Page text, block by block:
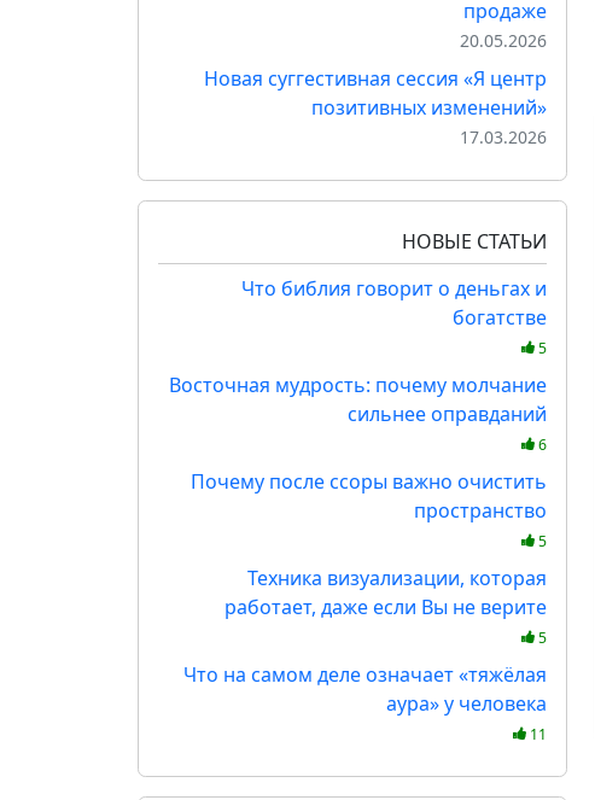
продаже
20.05.2026
Новая суггестивная сессия «Я центр
позитивных изменений»
17.03.2026
НОВЫЕ СТАТЬИ
Что библия говорит о деньгах и
богатстве
5
Восточная мудрость: почему молчание
сильнее оправданий
6
Почему после ссоры важно очистить
пространство
5
Техника визуализации, которая
работает, даже если Вы не верите
5
Что на самом деле означает «тяжёлая
аура» у человека
11